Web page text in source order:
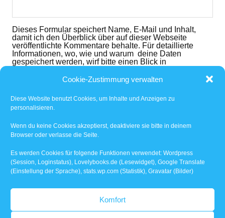
Cookie-Zustimmung verwalten
Diese Website benutzt Cookies, um Inhalte und Anzeigen zu
personalisieren.
Wenn du keine Cookies akzeptierst, deaktiviere sie bitte in deinem
Browser oder verlasse die Seite.
Es werden Cookies für folgende Funktionen verwendet: Wordpress
(Session, Loginstatus), Lovelybooks.de (Lesewidget), Google Translate
(Einstellung der Sprache), stats.wp.com (Statistik), Gravatar (Bilder)
Komfort
Dieses Formular speichert Name, E-Mail und Inhalt,
damit ich den Überblick über auf dieser Webseite
veröffentlichte Kommentare behalte. Für detaillierte
Informationen, wo, wie und warum deine Daten
gespeichert werden, wirf bitte einen Blick in
Button nimmst du diese zur Kenntnis und akzeptierst
Ich habe dieDatenschutzerklärunggelesen und
akzeptiert.*
via E-Mail.